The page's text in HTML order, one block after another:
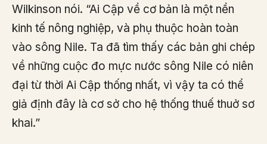
Wilkinson nói. “Ai Cập về cơ bản là một nền
kinh tế nông nghiệp, và phụ thuộc hoàn toàn
vào sông Nile. Ta đã tìm thấy các bản ghi chép
về những cuộc đo mực nước sông Nile có niên
đại từ thời Ai Cập thống nhất, vì vậy ta có thể
giả định đây là cơ sở cho hệ thống thuế thuở sơ
khai.”